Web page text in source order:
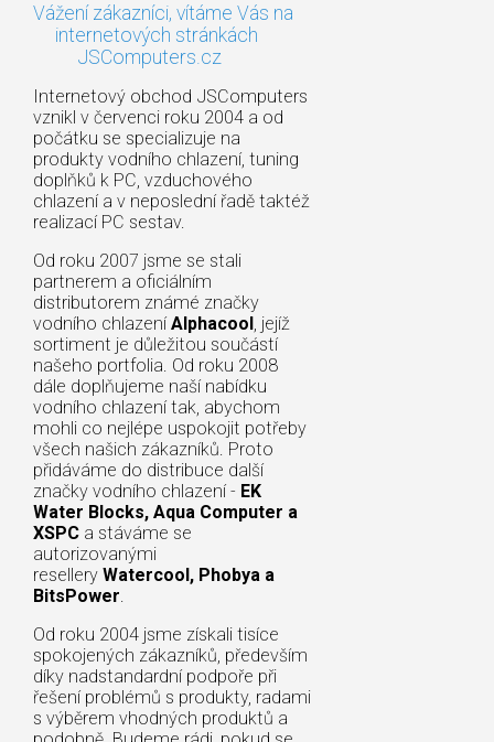
Vážení zákazníci, vítáme Vás na
internetových stránkách
JSComputers.cz
Internetový obchod JSComputers
vznikl v červenci roku 2004 a od
počátku se specializuje na
produkty vodního chlazení, tuning
doplňků k PC, vzduchového
chlazení a v neposlední řadě taktéž
realizací PC sestav.
Od roku 2007 jsme se stali
partnerem a oficiálním
distributorem známé značky
vodního chlazení Alphacool, jejíž
sortiment je důležitou součástí
našeho portfolia. Od roku 2008
dále doplňujeme naší nabídku
vodního chlazení tak, abychom
mohli co nejlépe uspokojit potřeby
všech našich zákazníků. Proto
přidáváme do distribuce další
značky vodního chlazení - EK
Water Blocks, Aqua Computer a
XSPC a stáváme se
autorizovanými
resellery Watercool, Phobya a
BitsPower.
Od roku 2004 jsme získali tisíce
spokojených zákazníků, především
díky nadstandardní podpoře při
řešení problémů s produkty, radami
s výběrem vhodných produktů a